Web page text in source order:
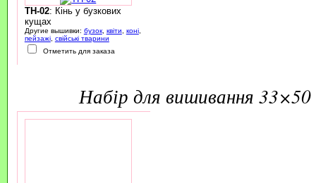
TH-02: Кінь у бузкових
кущах
Другие вышивки: бузок, квіти коні,
пейзажі, свійські тварини
Отметить для заказа
набір для вишивання 33×50